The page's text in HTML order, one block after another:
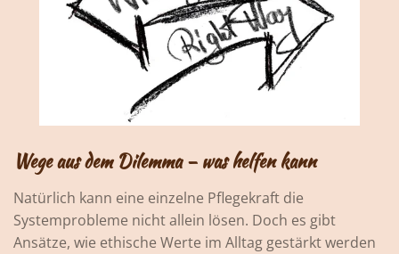
Wege aus dem Dilemma – was helfen kann
Natürlich kann eine einzelne Pflegekraft die
Systemprobleme nicht allein lösen. Doch es gibt
Ansätze, wie ethische Werte im Alltag gestärkt werden